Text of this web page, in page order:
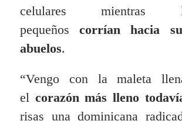
celulares
pequeñoscorrían hacia
abuelos.
“Vengo con la maleta
el corazón más lleno
risas una dominicana